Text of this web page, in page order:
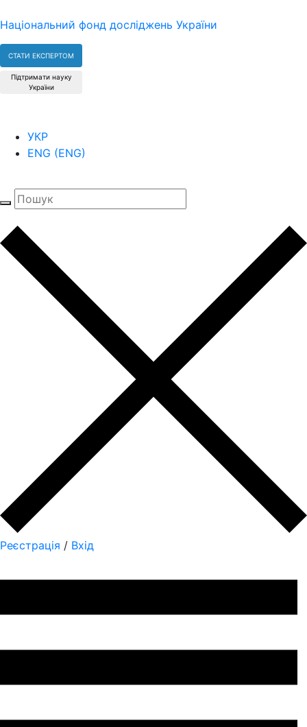
Національний фонд досліджень України
СТАТИ ЕКСПЕРТОМ
Підтримати науку
України
УКР
ENG (ENG)
Реєстрація / Вхід